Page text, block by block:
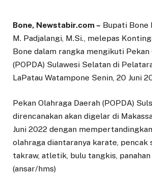
Bone, Newstabir.com – Bupati Bone
M. Padjalangi, M.Si., melepas
Bone dalam rangka mengikuti Pekan
(POPDA) Sulawesi Selatan di
LaPatau Watampone Senin, 20 Juni
Pekan Olahraga Daerah (POPDA)
direncanakan akan digelar di
Juni 2022 dengan
olahraga diantaranya karate, pencak
takraw, atletik, bulu tangkis, panahan
(ansar/hms)